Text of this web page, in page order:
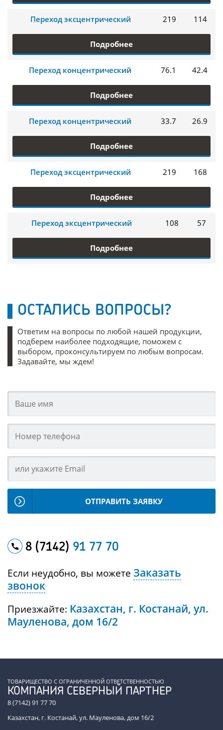
Переход эксцентрический 219 114
Подробнее
Переход концентрический 76.1 42.4
Подробнее
Переход концентрический 33.7 26.9
Подробнее
Переход эксцентрический 219 168
Подробнее
Переход эксцентрический 108 57
Подробнее
ОСТАЛИСЬ ВОПРОСЫ?
Ответим на вопросы по любой нашей продукции,
подберем наиболее подходящие, поможем с
выбором, проконсультируем по любым вопросам.
Задавайте, мы ждем!
ОТПРАВИТЬ ЗАЯВКУ
8 (7142) 91 77 70
Если неудобно, вы можете Заказать
звонок
Приезжайте: Казахстан, г. Костанай, ул.
Мауленова, дом 16/2
ТОВАРИЩЕСТВО С ОГРАНИЧЕННОЙ ОТВЕТСТВЕННОСТЬЮ
КОМПАНИЯ СЕВЕРНЫЙ ПАРТНЕР
8 (7142) 91 77 70
Казахстан, г. Костанай, ул. Мауленова, дом 16/2